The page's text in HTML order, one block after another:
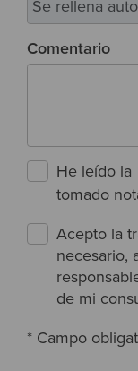
Comentario
He leído la
tomado
Acepto la
necesario,
de mi
* Campo